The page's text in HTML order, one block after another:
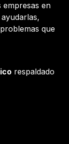
empresas en
que
respaldado